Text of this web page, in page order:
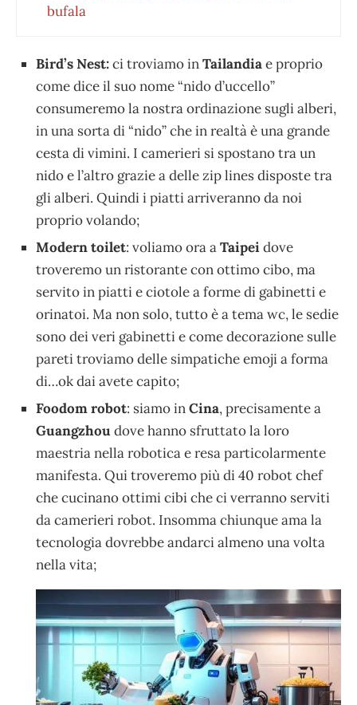
bufala
Bird’s Nest:ci troviamo inTailandiae proprio
come dice il suo nome “nido d’uccello”
consumeremo la nostra ordinazione sugli alberi,
in una sorta di “nido” che in realtà è una grande
cesta di vimini. I camerieri si spostano tra un
nido e l’altro grazie a delle zip lines disposte tra
gli alberi. Quindi i piatti arriveranno da noi
proprio volando;
Modern toilet: voliamo ora aTaipeidove
troveremo un ristorante con ottimo cibo, ma
servito in piatti e ciotole a forme di gabinetti e
orinatoi. Ma non solo, tutto è a tema wc, le sedie
sono dei veri gabinetti e come decorazione sulle
pareti troviamo delle simpatiche emoji a forma
di…ok dai avete capito;
Foodom robot: siamo inCina, precisamente a
Guangzhou dove hanno sfruttato la loro
maestria nella robotica e resa particolarmente
manifesta. Qui troveremo più di 40 robot chef
che cucinano ottimi cibi che ci verranno serviti
da camerieri robot. Insomma chiunque ama la
tecnologia dovrebbe andarci almeno una volta
nella vita;